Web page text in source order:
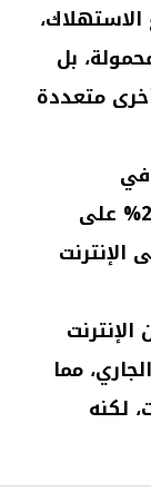
بل
متعددة
في
استهلاك الإنترنت بنسبة 74% على شبكات المحمول، و29% على
الإنترنت
مما
لكنه